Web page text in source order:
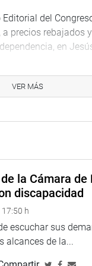
del
precios rebajados
en
titulado «Aladino o
titulado
Perú 1750-1870.
y Marcel
(1904-1919), de
VER MÁS
la Cámara
discapacidad
h
escuchar sus
alcances de la...